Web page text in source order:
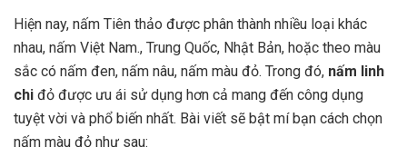
Hiện nay, nấm Tiên thảo được phân thành nhiều loại khác
nhau, nấm Việt Nam., Trung Quốc, Nhật Bản, hoặc theo màu
sắc có nấm đen, nấm nâu, nấm màu đỏ. Trong đó, nấm linh
chi đỏ được ưu ái sử dụng hơn cả mang đến công dụng
tuyệt vời và phổ biến nhất. Bài viết sẽ bật mí bạn cách chọn
nấm màu đỏ như sau: